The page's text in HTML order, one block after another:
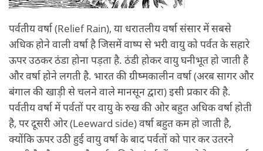
पर्वतीय वर्षा (Relief Rain), या धरातलीय वर्षा संसार में सबसे
अधिक होने वाली वर्षा है जिसमें वाष्प से भरी वायु को पर्वत के सहारे
ऊपर उठकर ठंडा होना पड़ता है. ठंडी होकर वायु घनीभूत हो जाती है
और वर्षा होने लगती है. भारत की ग्रीष्मकालीन वर्षा (अरब सागर और
बंगाल की खाड़ी से चलने वाले मानसून द्वारा) इसी प्रकार की है.
पर्वतीय वर्षा में पर्वतों पर वायु के रुख की ओर बहुत अधिक वर्षा होती
है, पर दूसरी ओर (Leeward side) वर्षा बहुत कम हो जाती है,
क्योंकि ऊपर उठी हुई वायु वर्षा के बाद पर्वतों को पार कर उतरने